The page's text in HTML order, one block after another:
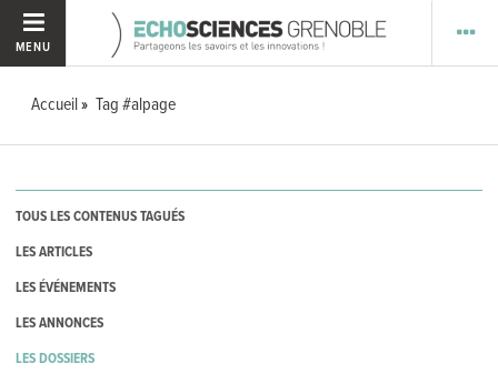
MENU
Accueil Tag #alpage
TOUS LES CONTENUS TAGUÉS
LES ARTICLES
LES ÉVÉNEMENTS
LES ANNONCES
LES DOSSIERS